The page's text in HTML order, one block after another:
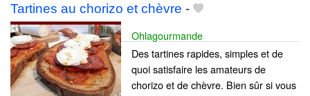
Tartines au chorizo et chèvre -
Ohlagourmande
Des tartines rapides, simples et de
quoi satisfaire les amateurs de
chorizo et de chèvre. Bien sûr si vous